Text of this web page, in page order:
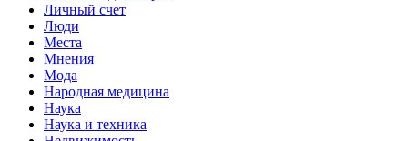
Личный счет
Люди
Места
Мнения
Мода
Народная медицина
Наука
Наука и техника